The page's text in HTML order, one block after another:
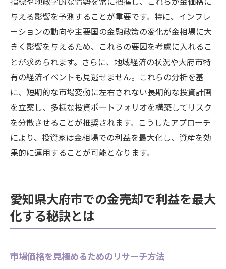
与える影響を予測することが重要です。特に、インフレ
ーションの動向や主要国の金融政策の変化が金相場に大
きく影響を与えるため、これらの要因を考慮に入れるこ
とが求められます。さらに、地域経済の状況や大府市特
有の経済イベントも見逃せません。これらの分析を基
に、短期的な市場変動に左右されない長期的な投資計画
を立案し、多様な投資ポートフォリオを構築してリスク
を分散させることが推奨されます。こうしたアプローチ
により、投資家は金相場での利益を最大化し、資産を効
果的に運用することが可能となります。
愛知県大府市での金売却で利益を最大
化する秘訣とは
市場価格を見極めるためのリサーチ方法